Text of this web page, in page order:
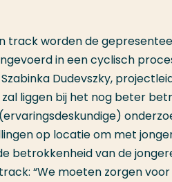
track worden de
in een cyclisch
Dudevszky,
liggen bij het nog beter
op locatie om met
betrokkenheid van de
“We moeten zorgen